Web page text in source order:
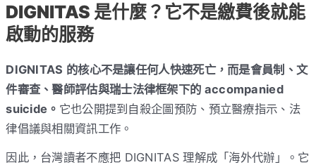
DIGNITAS 是什麼？它不是繳費後就能
啟動的服務
DIGNITAS 的核心不是讓任何人快速死亡，而是會員制、文
件審查、醫師評估與瑞士法律框架下的 accompanied
suicide。 它也公開提到自殺企圖預防、預立醫療指示、法
律倡議與相關資訊工作。
因此，台灣讀者不應把 DIGNITAS 理解成「海外代辦」。它